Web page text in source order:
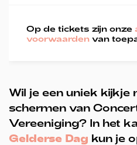
Op de tickets zijn onze
voorwaarden van
Wil je een uniek kijkje
schermen van
Vereeniging? In het
Gelderse Dag kun je